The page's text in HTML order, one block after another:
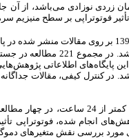
زردی نوزادی می‌باشد، از آن
فوتوتراپی بر سطح منیزیم
در مجموع
پایگاه‌های اطلاعاتی
. در کنترل کیفی، مقالات
اندازه‌گیری شده بود.
انجام شده، فوتوتراپی تأثیر
مورد بررسی نقش متغیرهای